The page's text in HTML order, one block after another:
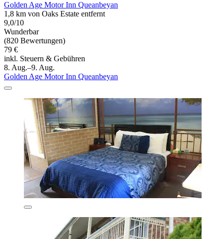
Golden Age Motor Inn Queanbeyan
1,8 km von Oaks Estate entfernt
9,0/10
Wunderbar
(820 Bewertungen)
79 €
inkl. Steuern & Gebühren
8. Aug.–9. Aug.
Golden Age Motor Inn Queanbeyan